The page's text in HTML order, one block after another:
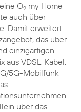
O2my Home
auch über
Damit erweitert
das über
einzigartigen
aus VDSL, Kabel,
5G-Mobilfunk
über das